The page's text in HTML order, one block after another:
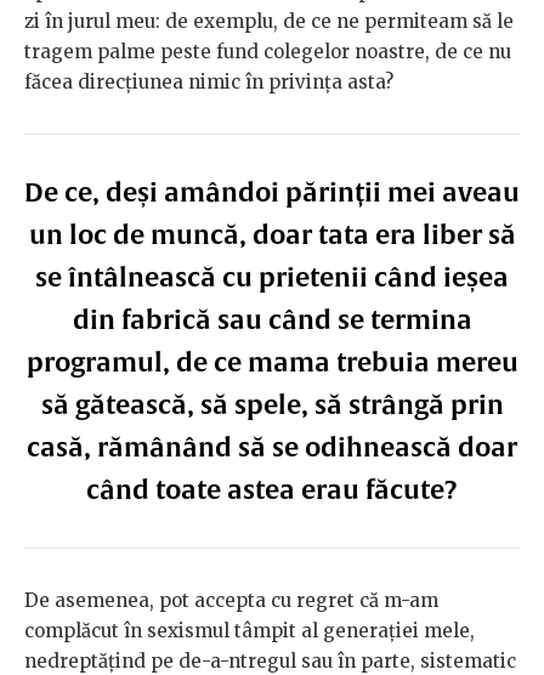
zi în jurul meu: de exemplu, de ce ne permiteam să le
tragem palme peste fund colegelor noastre, de ce nu
făcea direcțiunea nimic în privința asta?
De ce, deși amândoi părinții mei aveau
un loc de muncă, doar tata era liber să
se întâlnească cu prietenii când ieșea
din fabrică sau când se termina
programul, de ce mama trebuia mereu
să gătească, să spele, să strângă prin
casă, rămânând să se odihnească doar
când toate astea erau făcute?
De asemenea, pot accepta cu regret că m-am
complăcut în sexismul tâmpit al generației mele,
nedreptățind pe de-a-ntregul sau în parte, sistematic